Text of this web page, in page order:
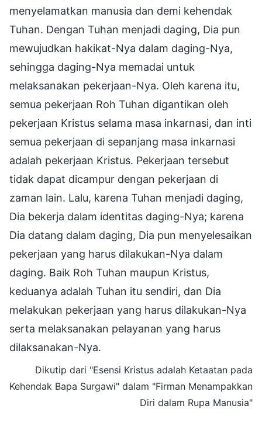
menyelamatkan manusia dan demi kehendak
Tuhan. Dengan Tuhan menjadi daging, Dia pun
mewujudkan hakikat-Nya dalam daging-Nya,
sehingga daging-Nya memadai untuk
melaksanakan pekerjaan-Nya. Oleh karena itu,
semua pekerjaan Roh Tuhan digantikan oleh
pekerjaan Kristus selama masa inkarnasi, dan inti
semua pekerjaan di sepanjang masa inkarnasi
adalah pekerjaan Kristus. Pekerjaan tersebut
tidak dapat dicampur dengan pekerjaan di
zaman lain. Lalu, karena Tuhan menjadi daging,
Dia bekerja dalam identitas daging-Nya; karena
Dia datang dalam daging, Dia pun menyelesaikan
pekerjaan yang harus dilakukan-Nya dalam
daging. Baik Roh Tuhan maupun Kristus,
keduanya adalah Tuhan itu sendiri, dan Dia
melakukan pekerjaan yang harus dilakukan-Nya
serta melaksanakan pelayanan yang harus
dilaksanakan-Nya.
Dikutip dari "Esensi Kristus adalah Ketaatan pada
Kehendak Bapa Surgawi" dalam "Firman Menampakkan
Diri dalam Rupa Manusia"